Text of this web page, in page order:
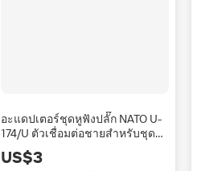
อะแดปเตอร์ชุดหูฟังปลั๊ก NATO U-
174/U ตัวเชื่อมต่อชายสำหรับชุดหู
ฟังเฮลิคอปเตอร์เดวิดคลาร์ก
US$3